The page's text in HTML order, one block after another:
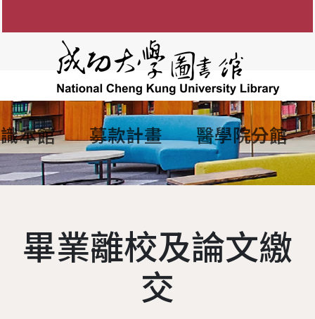
本館 募款計畫 醫學院分館
館藏目錄
新書通報
綠色大學
電子
博碩士論
成功大
電子資源服務
圖書服務
使用服務
教授指定參考用書
館藏分類統計查詢
參考諮詢服務
防範掠奪性出版陷阱
館藏資源利用
學術影響力&研究者
個人學術檔案
FAQ
讀者留言板
書香享閱卡
服務滿意度調查
遺失物品
讀者意
圖書館館徽
歷任館長
圖書委員會
組織架構
各組業務
工作人員
畢業離校及論文繳
交